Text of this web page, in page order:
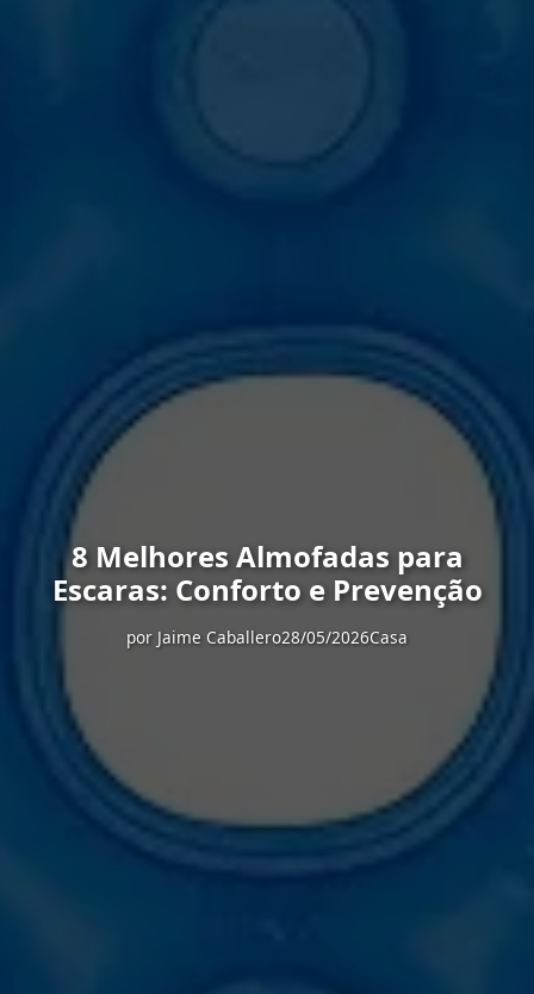
8 Melhores Almofadas para
Escaras: Conforto e Prevenção
por Jaime Caballero28/05/2026Casa